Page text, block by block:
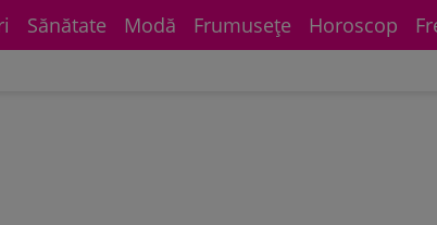
Sănătate Modă Frumuseţe Horoscop